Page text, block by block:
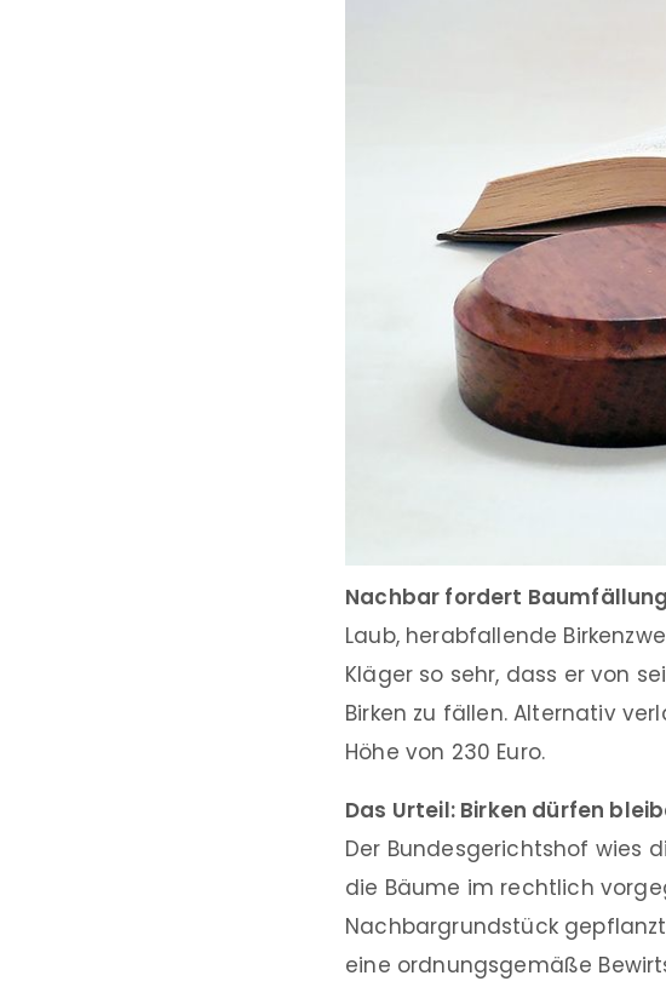
Nachbar fordert
Laub, herabfallende
Kläger so sehr, dass er von
Birken zu fällen. Alternativ
Höhe von 230 Euro.
Das Urteil: Birken dürfen
Der Bundesgerichtshof wies
die Bäume im rechtlich
Nachbargrundstück
eine ordnungsgemäße